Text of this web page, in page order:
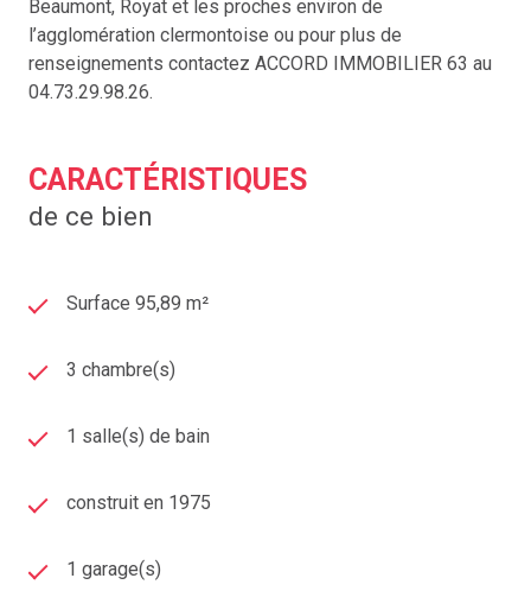
Beaumont, Royat et les proches environ de
l’agglomération clermontoise ou pour plus de
renseignements contactez ACCORD IMMOBILIER 63 au
04.73.29.98.26.
CARACTÉRISTIQUES
de ce bien
Surface 95,89 m²
3 chambre(s)
1 salle(s) de bain
construit en 1975
1 garage(s)